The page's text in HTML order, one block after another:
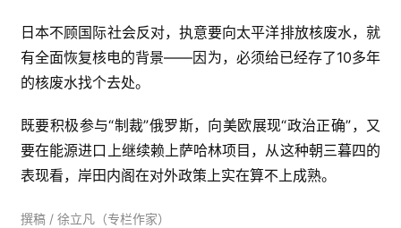
日本不顾国际社会反对，执意要向太平洋排放核废水，就
有全面恢复核电的背景——因为，必须给已经存了10多年
的核废水找个去处。
既要积极参与“制裁”俄罗斯，向美欧展现“政治正确”，又
要在能源进口上继续赖上萨哈林项目，从这种朝三暮四的
表现看，岸田内阁在对外政策上实在算不上成熟。
撰稿 / 徐立凡（专栏作家）